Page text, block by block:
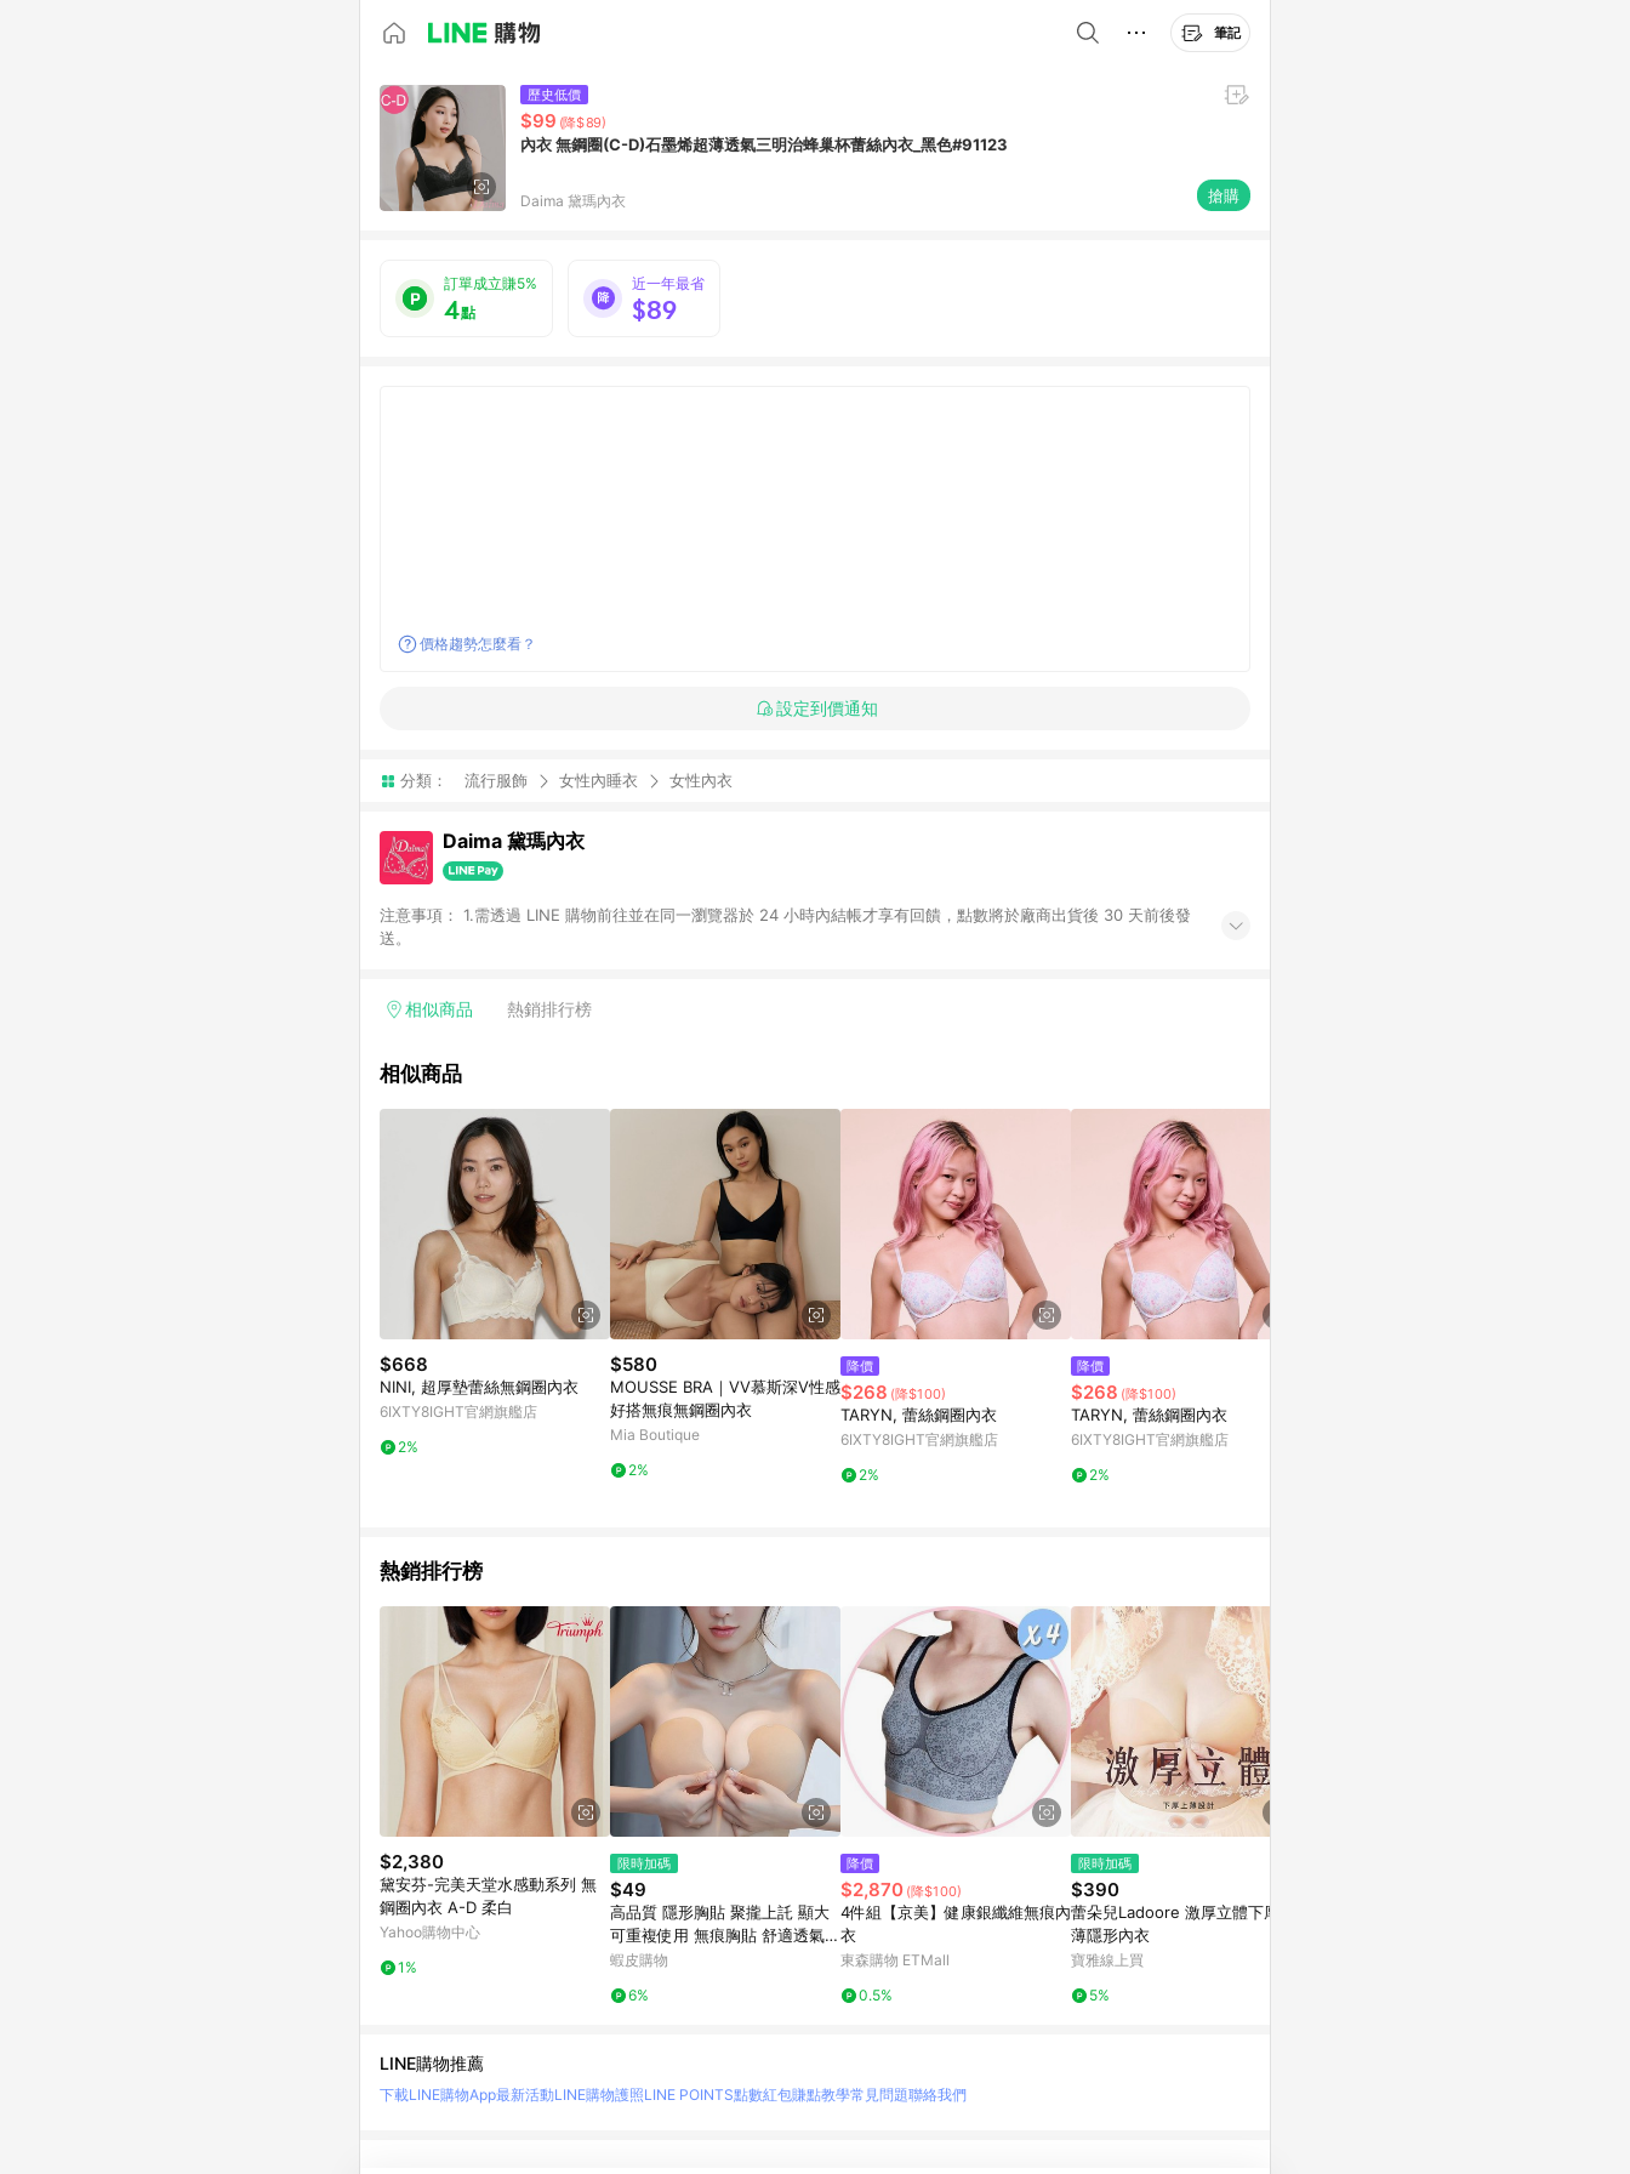
筆記
歷史低價
$99 (降$89)
內衣 無鋼圈(C-D)石墨烯超薄透氣三明治蜂巢杯蕾絲內衣_黑色#91123
Daima 黛瑪內衣 搶購
訂單成立賺5%
4點
近一年最省
$89
價格趨勢怎麼看？
設定到價通知
分類： 流行服飾 女性內睡衣 女性內衣
Daima 黛瑪內衣
注意事項： 1.需透過 LINE 購物前往並在同一瀏覽器於 24 小時內結帳才享有回饋，點數將於廠商出貨後 30 天前後發
送。
相似商品 熱銷排行榜
相似商品
$668
NINI, 超厚墊蕾絲無鋼圈內衣
6IXTY8IGHT官網旗艦店
2%
$580
MOUSSE BRA｜VV慕斯深V性感
好搭無痕無鋼圈內衣
Mia Boutique
2%
降價
$268 (降$100)
TARYN, 蕾絲鋼圈內衣
6IXTY8IGHT官網旗艦店
2%
降價
$268 (降$100)
TARYN, 蕾絲鋼圈內衣
6IXTY8IGHT官網旗艦店
2%
熱銷排行榜
$2,380
黛安芬-完美天堂水感動系列 無
鋼圈內衣 A-D 柔白
Yahoo購物中心
1%
限時加碼
$49
高品質 隱形胸貼 聚攏上託 顯大
可重複使用 無痕胸貼 舒適透氣
夏季 裙子專用 胸墊 乳貼 不露點
蝦皮購物
6%
降價
$2,870 (降$100)
4件組【京美】健康銀纖維無痕內
衣
東森購物 ETMall
0.5%
限時加碼
$390
蕾朵兒Ladoore 激厚立體下厚上
薄隱形內衣
寶雅線上買
5%
LINE購物推薦
下載LINE購物App最新活動LINE購物護照LINE POINTS點數紅包賺點教學常見問題聯絡我們